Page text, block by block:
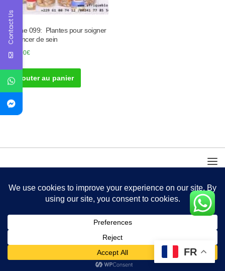
Tisane 099: Plantes pour soigner
le cancer de sein
100.00€
Ajouter au panier
FR
Contact Us